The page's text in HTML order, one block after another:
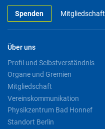
Spenden Mitgliedschaft
Über uns
Profil und Selbstverständnis
Organe und Gremien
Mitgliedschaft
Vereinskommunikation
Physikzentrum Bad Honnef
Standort Berlin